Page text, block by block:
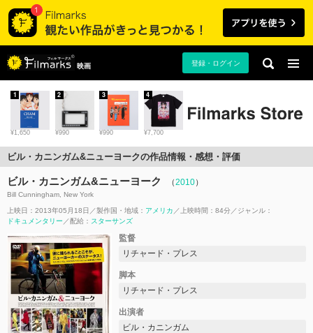
映画 登録・ログイン
¥1,650
1
¥990
2
¥990
3
¥7,700
4
ビル・カニンガム&ニューヨークの作品情報・感想・評価
ビル・カニンガム&ニューヨーク （2010）
Bill Cunningham, New York
上映日：2013年05月18日 製作国・地域： アメリカ 上映時間：84分
ジャンル：
ドキュメンタリー
配給： スターサンズ
監督
リチャード・プレス
脚本
リチャード・プレス
出演者
ビル・カニンガム